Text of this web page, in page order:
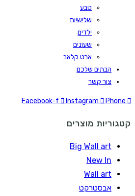
טבע
שלישיות
ילדים
שעונים
ארט קלאב
הבתים שלכם
צור קשר
Facebook-f Instagram Phone
קטגוריות מוצרים
Big Wall art
New In
Wall art
אבסטרקט